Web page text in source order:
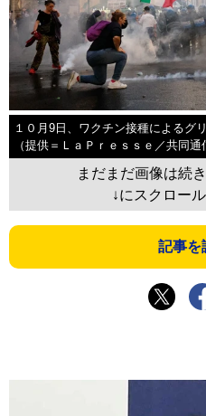
１０月9日、ワクチン接種によるグ
（提供＝ＬａＰｒｅｓｓｅ／共同通
まだまだ画像は続
↓にスクロー
記事を